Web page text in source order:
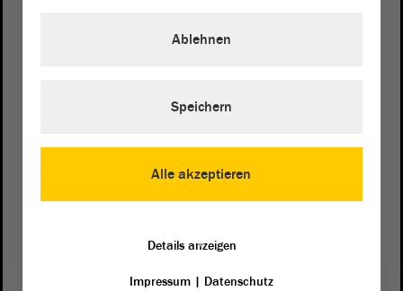
Landtagvon Sachsen-Anhalt
Wegbeschreibung
Alle akzeptieren
Ablehnen
Speichern
Details anzeigen
Impressum| Datenschutz